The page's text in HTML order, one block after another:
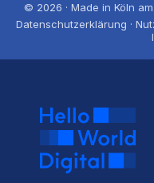
© 2026 · Made in Köln
Datenschutzerklärung ·